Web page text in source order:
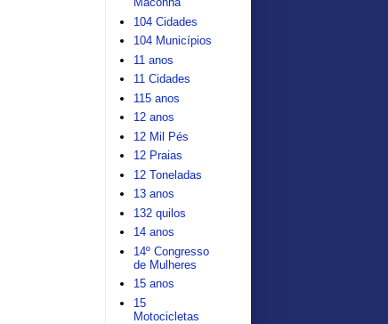
104 Cidades
104 Municípios
11 anos
11 Cidades
115 anos
12 anos
12 Mil Pés
12 Praias
12 Toneladas
13 anos
132 quilos
14 anos
14º Congresso
de Mulheres
15 anos
15
Motocicletas